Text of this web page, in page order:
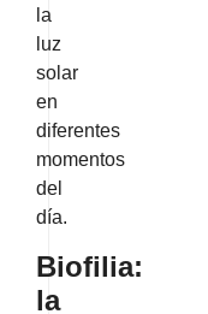
la
luz
solar
en
diferentes
momentos
del
día.
Biofilia:
la